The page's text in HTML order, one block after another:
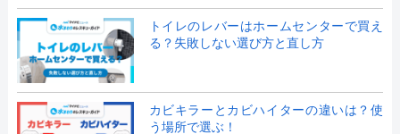
トイレのレバーはホームセンターで買え
る？失敗しない選び方と直し方
カビキラーとカビハイターの違いは？使
う場所で選ぶ！